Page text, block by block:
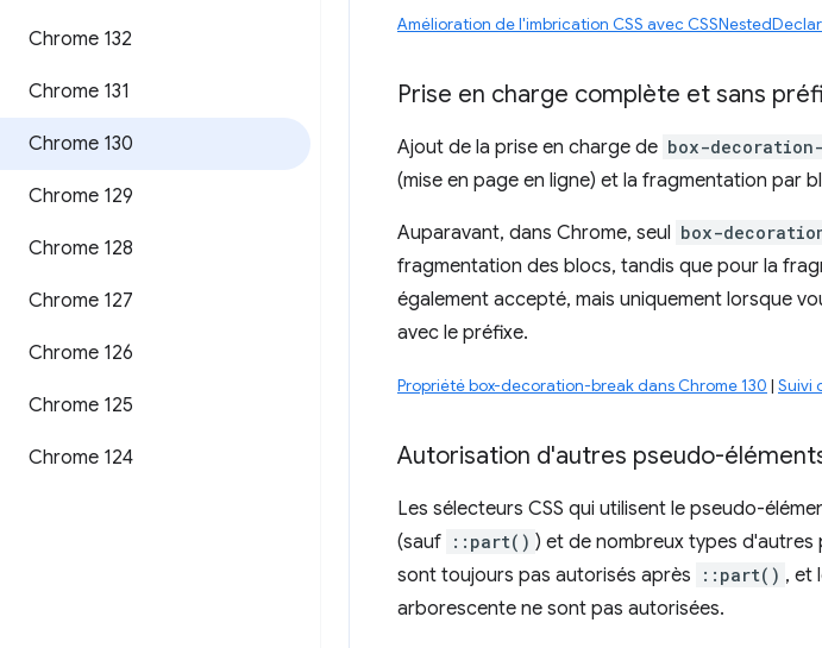
Chrome 132
Chrome 131
Chrome 130
Chrome 129
Chrome 128
Chrome 127
Chrome 126
Chrome 125
Chrome 124
Amélioration de l'imbrication CSS avec
Prise en charge complète et sans
Ajout de la prise en charge de box-
(mise en page en ligne) et la fragmentation par
Auparavant, dans Chrome, seul box-
fragmentation des blocs, tandis que pour la
également accepté, mais uniquement lorsque
avec le préfixe.
Propriété box-decoration-break dans Chrome 130 | Suivi
Autorisation d'autres pseudo-
Les sélecteurs CSS qui utilisent le pseudo-
(sauf ::part() ) et de nombreux types d'autres
sont toujours pas autorisés après
::part() , et
arborescente ne sont pas autorisées.